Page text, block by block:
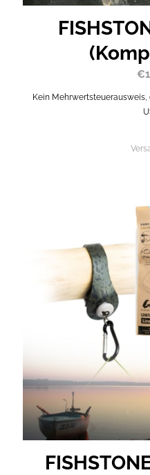
€
Kein Mehrwertsteuerausweis,